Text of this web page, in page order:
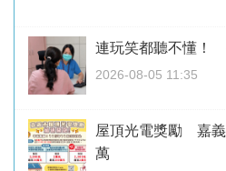
連玩笑都聽不懂！
2026-08-05 11:35
屋頂光電獎勵 嘉
萬